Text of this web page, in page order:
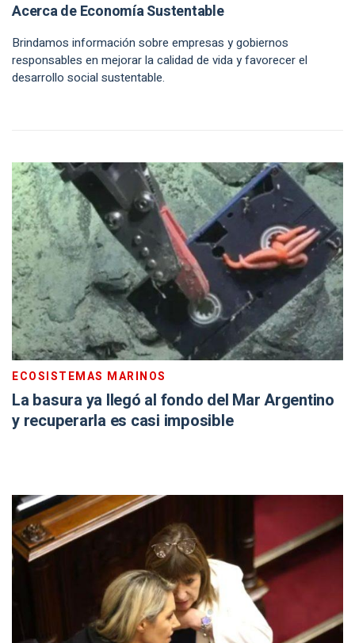
Acerca de Economía Sustentable
Brindamos información sobre empresas y gobiernos
responsables en mejorar la calidad de vida y favorecer el
desarrollo social sustentable.
ECOSISTEMAS MARINOS
La basura ya llegó al fondo del Mar Argentino
y recuperarla es casi imposible